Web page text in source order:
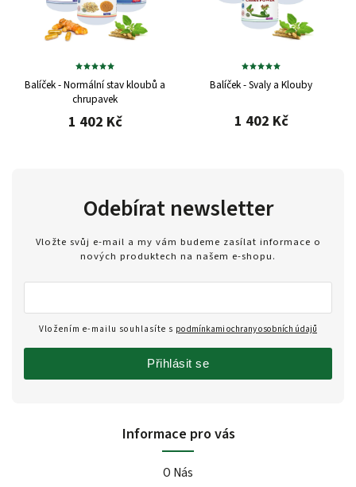
Balíček - Normální stav kloubů a
chrupavek
1 402 Kč
Balíček - Svaly a Klouby
1 402 Kč
Informace pro vás
O Nás
Odebírat newsletter
Vložte svůj e-mail a my vám budeme zasílat informace o
nových produktech na našem e-shopu.
Vložením e-mailu souhlasíte s podmínkami ochrany osobních údajů
Přihlásit se